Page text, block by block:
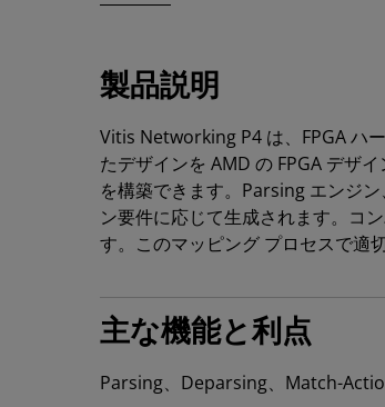
製品説明
Vitis Networking P4 は、FPGA ハ
たデザインを AMD の FPGA デザ
を構築できます。Parsing エンジ
ン要件に応じて生成されます。コ
す。このマッピング プロセスで適
主な機能と利点
Parsing、Deparsing、Match-